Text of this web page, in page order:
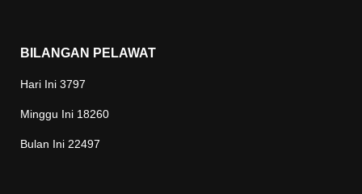
BILANGAN PELAWAT
Hari Ini 3797
Minggu Ini 18260
Bulan Ini 22497